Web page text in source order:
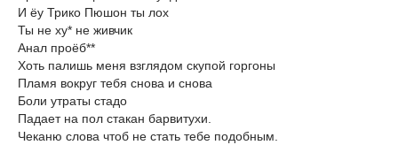
И ёу Трико Пюшон ты лох
Ты не ху* не живчик
Анал проёб**
Хоть палишь меня взглядом скупой горгоны
Пламя вокруг тебя снова и снова
Боли утраты стадо
Падает на пол стакан барвитухи.
Чеканю слова чтоб не стать тебе подобным.